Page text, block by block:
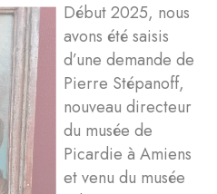
Début 2025, nous
avons été saisis
d’une demande de
Pierre Stépanoff,
nouveau directeur
du musée de
Picardie à Amiens
et venu du musée